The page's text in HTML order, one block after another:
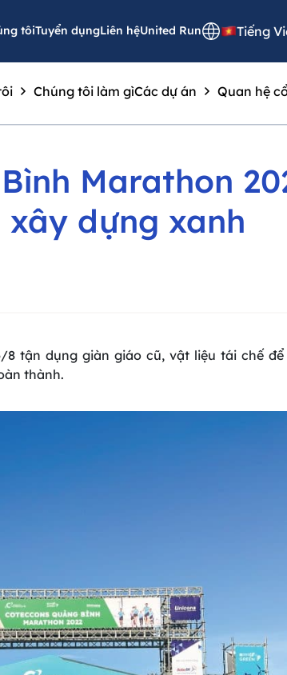
tôiTuyển dụngLiên hệUnited Run Tiếng
Chúng tôi làm gìCác dự án Quan hệ
Marathon
dựng xanh
tận dụng giàn giáo cũ, vật liệu tái chế
thành.